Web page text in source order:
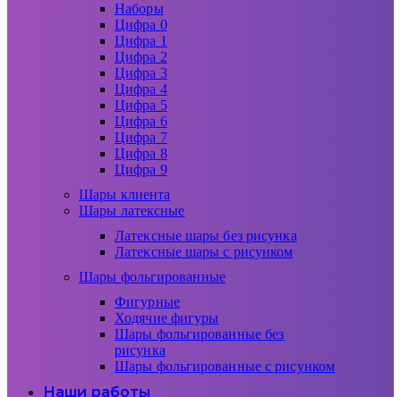
Наборы
Цифра 0
Цифра 1
Цифра 2
Цифра 3
Цифра 4
Цифра 5
Цифра 6
Цифра 7
Цифра 8
Цифра 9
Шары клиента
Шары латексные
Латексные шары без рисунка
Латексные шары с рисунком
Шары фольгированные
Фигурные
Ходячие фигуры
Шары фольгированные без
рисунка
Шары фольгированные с рисунком
Наши работы